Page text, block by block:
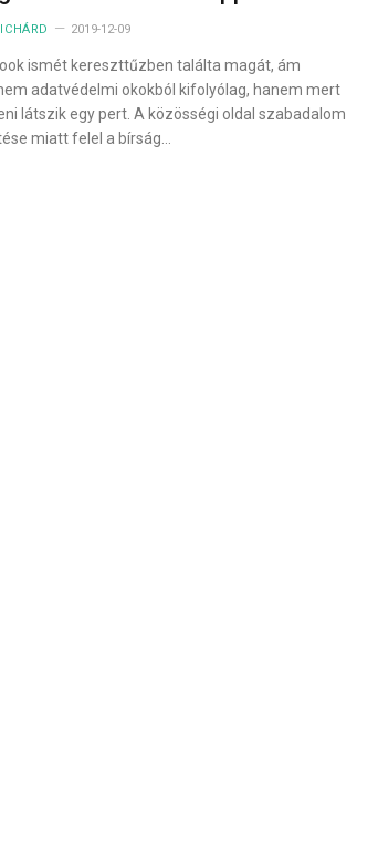
2019-12-09
ismét kereszttűzben találta magát, ám
adatvédelmi okokból kifolyólag, hanem mert
látszik egy pert. A közösségi oldal szabadalom
miatt felel a bírság…